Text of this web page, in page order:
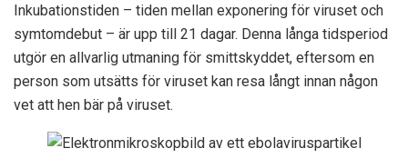
Inkubationstiden – tiden mellan exponering för viruset och
symtomdebut – är upp till 21 dagar. Denna långa tidsperiod
utgör en allvarlig utmaning för smittskyddet, eftersom en
person som utsätts för viruset kan resa långt innan någon
vet att hen bär på viruset.